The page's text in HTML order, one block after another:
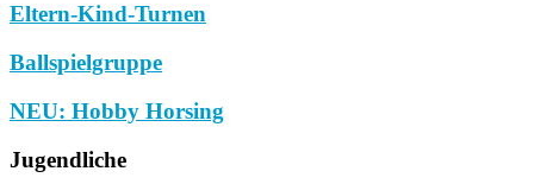
Eltern-Kind-Turnen
Ballspielgruppe
NEU: Hobby Horsing
Jugendliche